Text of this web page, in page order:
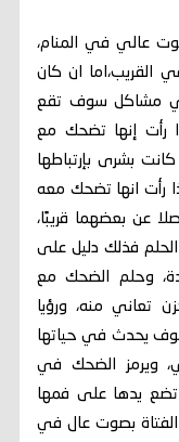
عالي في المنام،
القريب،اما ان كان
مشاكل سوف تقع
رأت إنها تضحك مع
بشرى بإرتباطها
رأت انها تضحك معه
عن بعضهما قريبًا،
فذلك دليل على
وحلم الضحك مع
تعاني منه، ورؤيا
يحدث في حياتها
ويرمز الضحك في
تضع يدها على فمها
بصوت عال في